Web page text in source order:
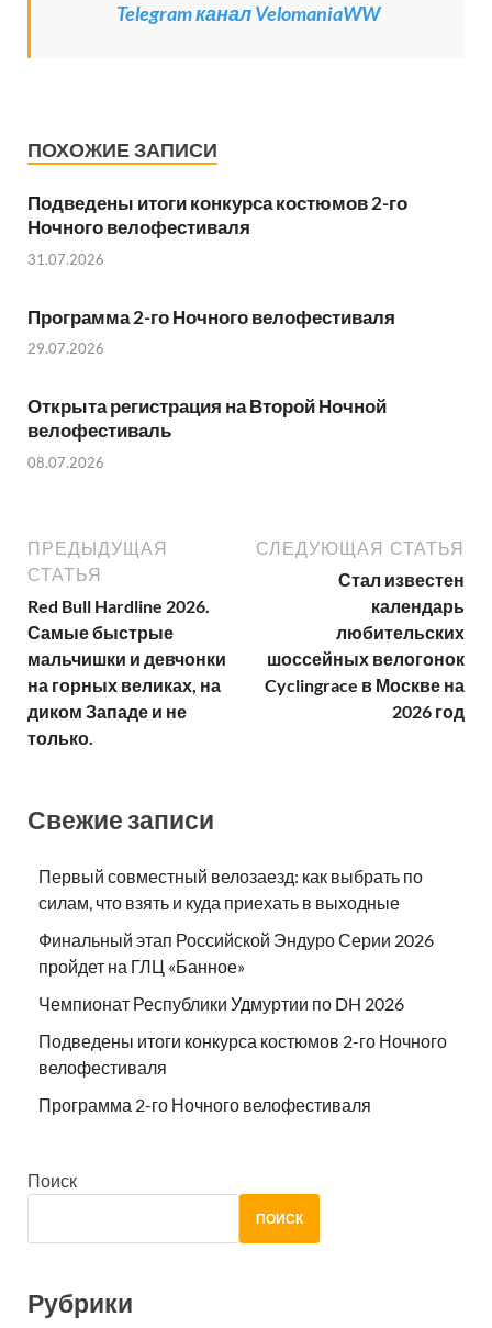
Telegram канал VelomaniaWW
ПОХОЖИЕ ЗАПИСИ
Подведены итоги конкурса костюмов 2-го
Ночного велофестиваля
31.07.2026
Программа 2-го Ночного велофестиваля
29.07.2026
Открыта регистрация на Второй Ночной
велофестиваль
08.07.2026
ПРЕДЫДУЩАЯ
СТАТЬЯ
Red Bull Hardline 2026.
Самые быстрые
мальчишки и девчонки
на горных великах, на
диком Западе и не
только.
СЛЕДУЮЩАЯ СТАТЬЯ
Стал известен
календарь
любительских
шоссейных велогонок
Cyclingrace в Москве на
2026 год
Свежие записи
Первый совместный велозаезд: как выбрать по
силам, что взять и куда приехать в выходные
Финальный этап Российской Эндуро Серии 2026
пройдет на ГЛЦ «Банное»
Чемпионат Республики Удмуртии по DH 2026
Подведены итоги конкурса костюмов 2-го Ночного
велофестиваля
Программа 2-го Ночного велофестиваля
Поиск
ПОИСК
Рубрики